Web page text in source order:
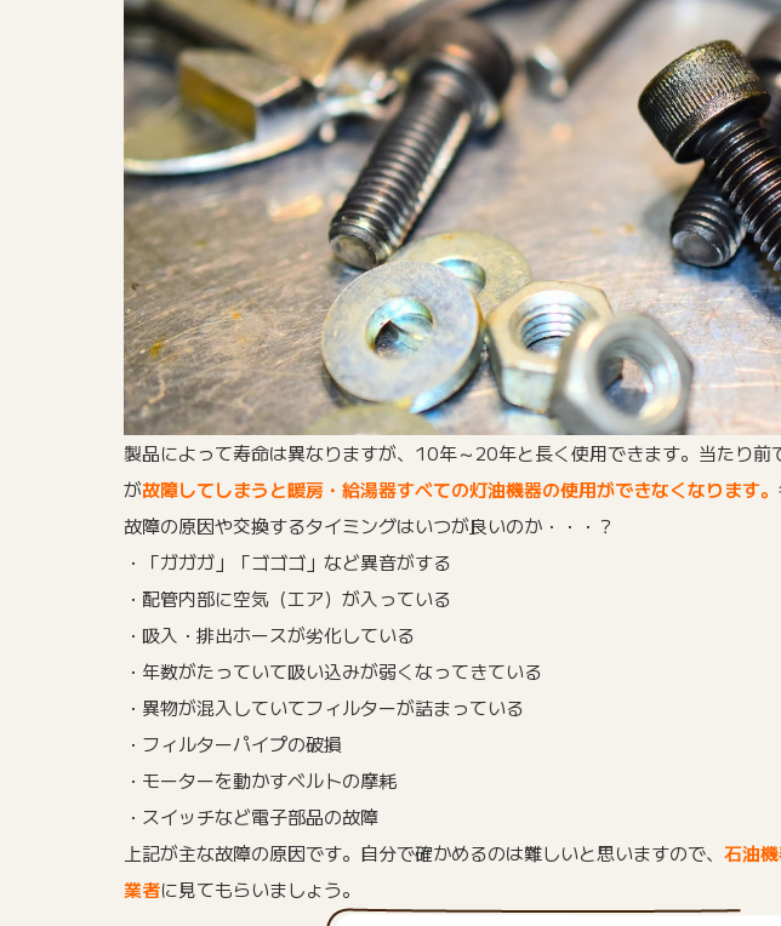
製品によって寿命は異なりますが、10年～20年と長く使用できます。当たり前
が故障してしまうと暖房・給湯器すべての灯油機器の使用ができなくなります。
故障の原因や交換するタイミングはいつが良いのか・・・？
・「ガガガ」「ゴゴゴ」など異音がする
・配管内部に空気（エア）が入っている
・吸入・排出ホースが劣化している
・年数がたっていて吸い込みが弱くなってきている
・異物が混入していてフィルターが詰まっている
・フィルターパイプの破損
・モーターを動かすベルトの摩耗
・スイッチなど電子部品の故障
上記が主な故障の原因です。自分で確かめるのは難しいと思いますので、 石油
業者に見てもらいましょう。